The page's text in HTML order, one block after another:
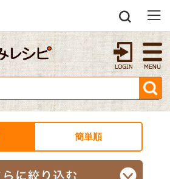
簡単順